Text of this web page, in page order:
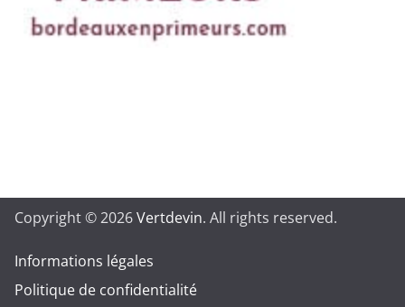
Copyright © 2026Vertdevin. All rights reserved.
Informations légales
Politique de confidentialité